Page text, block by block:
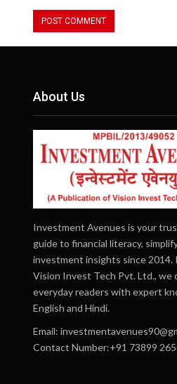
About Us
Investment Avenues is your
guide to financial literacy,
investment insights since 2014.
Vision Invest Tech Pvt. Ltd., we
everyday readers with expert
English and Hindi.
Email:
Contact Number:+91 73899